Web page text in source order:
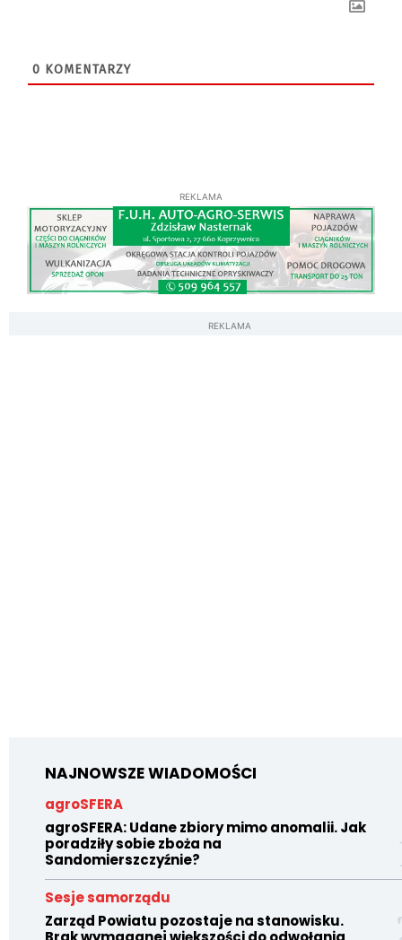
0 KOMENTARZY
REKLAMA
REKLAMA
NAJNOWSZE WIADOMOŚCI
agroSFERA
agroSFERA: Udane zbiory mimo anomalii. Jak
poradziły sobie zboża na
Sandomierszczyźnie?
Sesje samorządu
Zarząd Powiatu pozostaje na stanowisku.